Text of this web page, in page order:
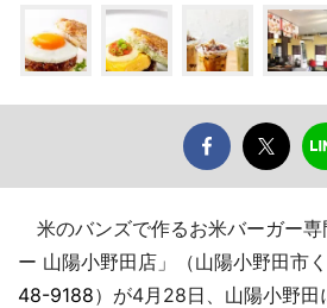
米のバンズで作るお米バーガー
ー 山陽小野田店」（山陽小野田市
48-9188）が4月28日、山陽小野田